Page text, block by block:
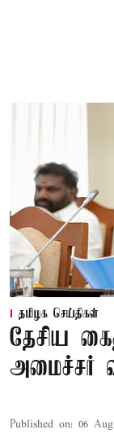
தமிழக செய்திகள்
தேசிய
அமைச்சர்
Published on: 06